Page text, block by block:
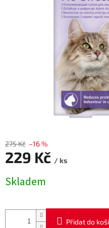
275 Kč –16 %
229 Kč / ks
cena:
Skladem
Přidat do